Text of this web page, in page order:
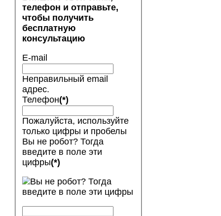
телефон и отправьте,
чтобы получить
бесплатную
консультацию
E-mail
Неправильный email
адрес.
Телефон(*)
Пожалуйста, используйте
только цифры и пробелы
Вы не робот? Тогда
введите в поле эти
цифры(*)